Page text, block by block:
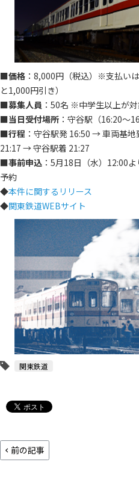
■価格 ：8,000円（税込）※支払い
と1,000円引き）
■募集人員 ：50名 ※中学生以上が
■当日受付場所 ：守谷駅（16:20～
■行程 ：守谷駅発 16:50 → 車両基
21:17 → 守谷駅着 21:27
■事前申込 ：5月18日（水）12:00
予約
◆本件に関するリリース
◆関東鉄道WEBサイト
関東鉄道
前の記事